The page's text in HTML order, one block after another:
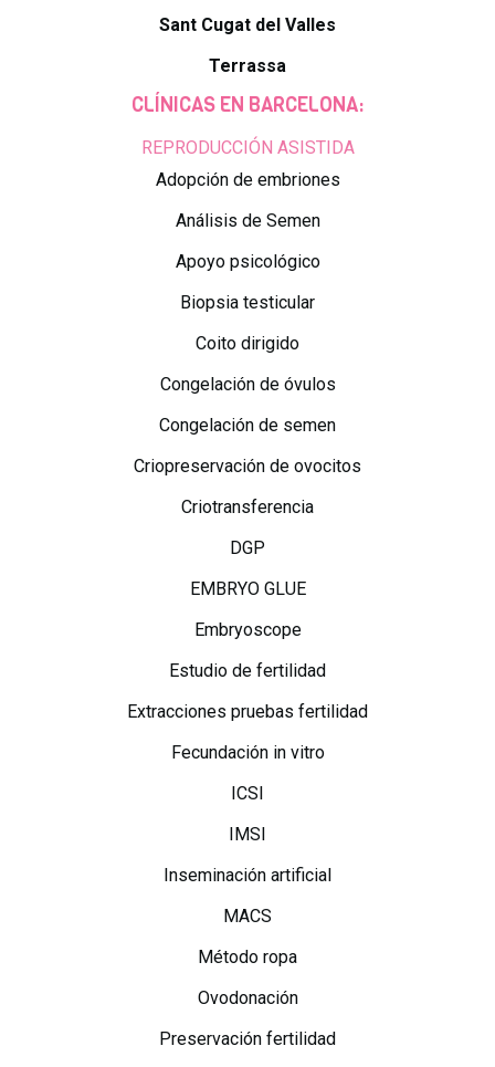
Sant Cugat del Valles
Terrassa
CLÍNICAS EN BARCELONA:
REPRODUCCIÓN ASISTIDA
Adopción de embriones
Análisis de Semen
Apoyo psicológico
Biopsia testicular
Coito dirigido
Congelación de óvulos
Congelación de semen
Criopreservación de ovocitos
Criotransferencia
DGP
EMBRYO GLUE
Embryoscope
Estudio de fertilidad
Extracciones pruebas fertilidad
Fecundación in vitro
ICSI
IMSI
Inseminación artificial
MACS
Método ropa
Ovodonación
Preservación fertilidad